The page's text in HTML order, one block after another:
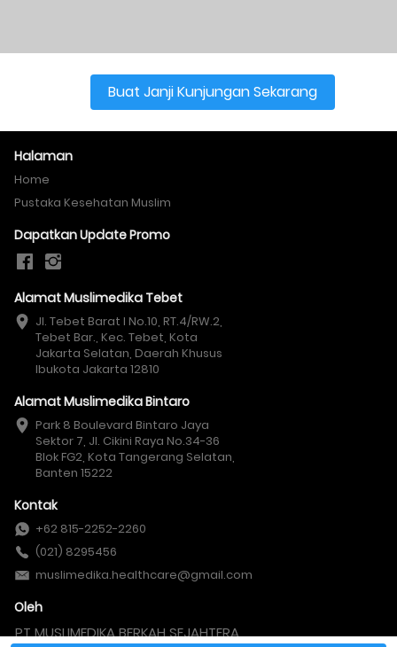
`
Buat Janji Kunjungan Sekarang
Halaman
Home
Pustaka Kesehatan Muslim
Dapatkan Update Promo
Alamat Muslimedika Tebet
Jl. Tebet Barat I No.10, RT.4/RW.2,
Tebet Bar., Kec. Tebet, Kota
Jakarta Selatan, Daerah Khusus
Ibukota Jakarta 12810
Alamat Muslimedika Bintaro
Park 8 Boulevard Bintaro Jaya
Sektor 7, Jl. Cikini Raya No.34-36
Blok FG2, Kota Tangerang Selatan,
Banten 15222
Kontak
+62 815-2252-2260
(021) 8295456
muslimedika.healthcare@gmail.com
Oleh
PT MUSLIMEDIKA BERKAH SEJAHTERA